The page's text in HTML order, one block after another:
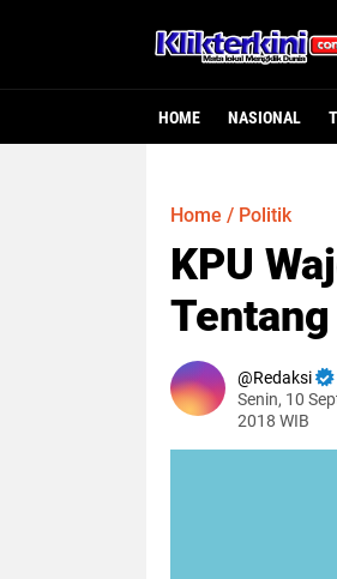
HOME NASIONAL
Home / Politik
KPU
Redaksi
Senin, 10
2018 WIB